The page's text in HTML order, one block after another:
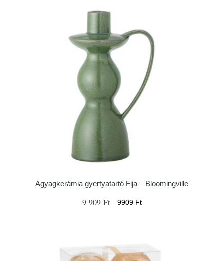
Agyagkerámia gyertyatartó Fija – Bloomingville
9 909 Ft 9909 Ft